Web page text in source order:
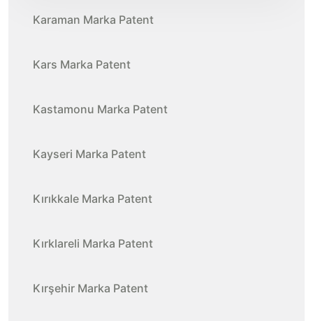
Karaman Marka Patent
Kars Marka Patent
Kastamonu Marka Patent
Kayseri Marka Patent
Kırıkkale Marka Patent
Kırklareli Marka Patent
Kırşehir Marka Patent